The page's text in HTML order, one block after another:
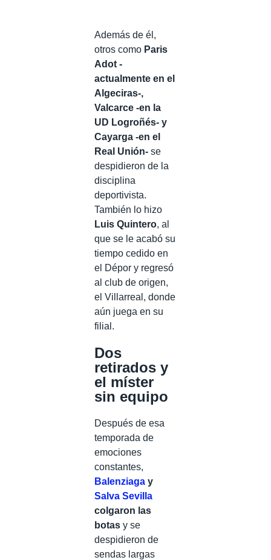
Además de él,
otros como Paris
Adot -
actualmente en el
Algeciras-,
Valcarce -en la
UD Logroñés- y
Cayarga -en el
Real Unión- se
despidieron de la
disciplina
deportivista.
También lo hizo
Luis Quintero, al
que se le acabó su
tiempo cedido en
el Dépor y regresó
al club de origen,
el Villarreal, donde
aún juega en su
filial.
Dos
retirados y
el míster
sin equipo
Después de esa
temporada de
emociones
constantes,
Balenziaga y
Salva Sevilla
colgaron las
botas y se
despidieron de
sendas largas